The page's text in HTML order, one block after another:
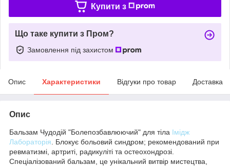
Купити з
Що таке купити з Пром?
Замовлення під захистом
Опис Характеристики Відгуки про товар Доставка
Опис
Бальзам Чудодій "Болепозбавлюючий" для тіла Імідж
Лабораторія . Блокує больовий синдром; рекомендований при
ревматизмі, артриті, радикуліті та остеохондрозі.
Спеціалізований бальзам, це унікальний витвір мистецтва,